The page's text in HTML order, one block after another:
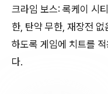
크라임 보스: 록케이 시
한, 탄약 무한, 재장전
하도록 게임에 치트를
다.